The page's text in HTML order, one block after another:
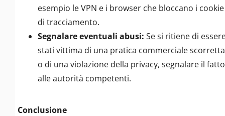
esempio le VPN e i browser che bloccano i cookie
di tracciamento.
Segnalare eventuali abusi: Se si ritiene di
stati vittima di una pratica commerciale scorretta
o di una violazione della privacy, segnalare il fatto
alle autorità competenti.
Conclusione